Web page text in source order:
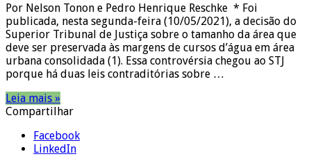
Por Nelson Tonon e Pedro Henrique Reschke * Foi
publicada, nesta segunda-feira (10/05/2021), a decisão do
Superior Tribunal de Justiça sobre o tamanho da área que
deve ser preservada às margens de cursos d’água em área
urbana consolidada (1). Essa controvérsia chegou ao STJ
porque há duas leis contraditórias sobre …
Leia mais »
Compartilhar
Facebook
LinkedIn